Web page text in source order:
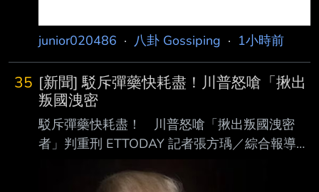
junior020486 · 八卦 Gossiping · 1小時前
35 [新聞] 駁斥彈藥快耗盡！川普怒嗆「揪出
叛國洩密
駁斥彈藥快耗盡！ 川普怒嗆「揪出叛國洩密
者」判重刑 ETTODAY 記者張方瑀／綜合報導
內部消息，指出美軍彈藥庫存即將見底。對此，